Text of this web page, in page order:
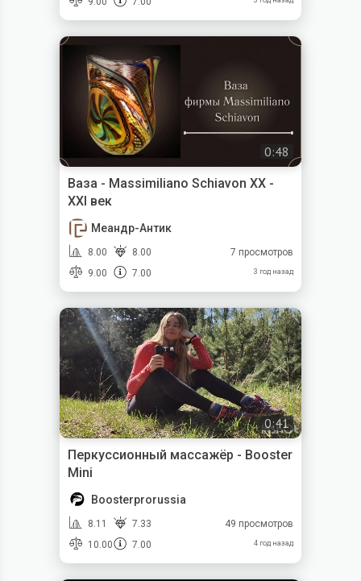
0:48
Ваза - Massimiliano Schiavon XX -
XXI век
Меандр-Антик
8.00
8.00
9.00
7.00
7 просмотров
3 год назад
0:41
Перкуссионный массажёр - Booster
Mini
Boosterprorussia
8.11
7.33
10.00
7.00
49 просмотров
4 год назад